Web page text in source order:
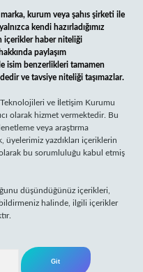
kurum veya şahıs şirketi ile
kendi hazırladığımız
içerikler haber niteliği
paylaşım
isim benzerlikleri tamamen
ve tavsiye niteliği taşımazlar.
ve İletişim Kurumu
olarak hizmet vermektedir. Bu
veya araştırma
yazdıkları içeriklerin
bu sorumluluğu kabul etmiş
düşündüğünüz içerikleri,
halinde, ilgili içerikler